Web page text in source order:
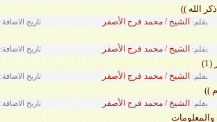
الله ))
تاريخ الاضافة: بقلم: الشيخ / محمد فرج الأصفر
تاريخ الاضافة: بقلم: الشيخ / محمد فرج الأصفر
تاريخ الاضافة: بقلم: الشيخ / محمد فرج الأصفر
))
تاريخ الاضافة: بقلم: الشيخ / محمد فرج الأصفر
والمعلومات